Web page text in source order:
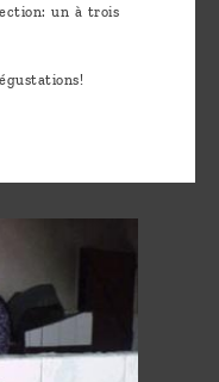
un à trois